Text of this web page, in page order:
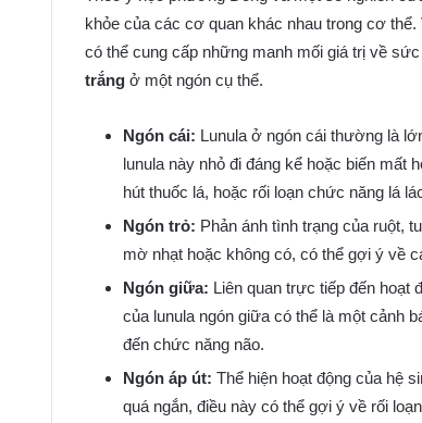
khỏe của các cơ quan khác nhau trong cơ
có thể cung cấp những manh mối giá trị về
trắng ở một ngón cụ thể.
Ngón cái: Lunula ở ngón cái thường là
lunula này nhỏ đi đáng kể hoặc biến mất
hút thuốc lá, hoặc rối loạn chức năng lá
Ngón trỏ: Phản ánh tình trạng của ruột,
mờ nhạt hoặc không có, có thể gợi ý về
Ngón giữa: Liên quan trực tiếp đến hoạt
của lunula ngón giữa có thể là một cảnh
đến chức năng não.
Ngón áp út: Thể hiện hoạt động của hệ
quá ngắn, điều này có thể gợi ý về rối